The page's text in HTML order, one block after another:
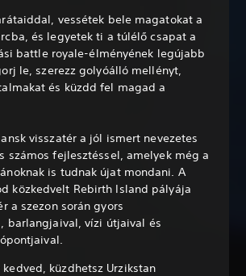
vessétek bele magatokat a
és legyetek ti a túlélő csapat a
battle royale-élményének legújabb
le, szerezz golyóálló mellényt,
és küzdd fel magad a
visszatér a jól ismert nevezetes
számos fejlesztéssel, amelyek még a
is tudnak újat mondani. A
közkedvelt Rebirth Island pályája
a szezon során gyors
barlangjaival, vízi útjaival és
kedved, küzdhetsz Urzikstan